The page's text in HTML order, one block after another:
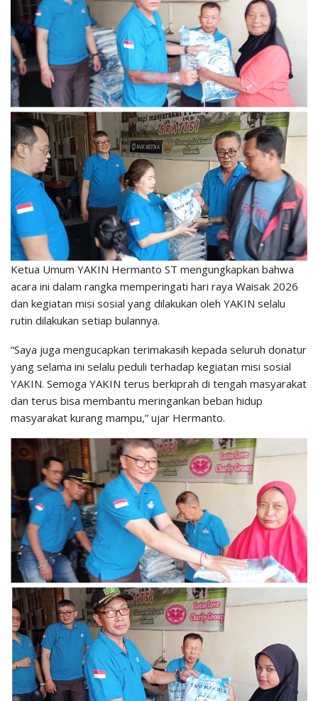
Ketua Umum YAKIN Hermanto ST mengungkapkan bahwa
acara ini dalam rangka memperingati hari raya Waisak 2026
dan kegiatan misi sosial yang dilakukan oleh YAKIN selalu
rutin dilakukan setiap bulannya.
“Saya juga mengucapkan terimakasih kepada seluruh donatur
yang selama ini selalu peduli terhadap kegiatan misi sosial
YAKIN. Semoga YAKIN terus berkiprah di tengah masyarakat
dan terus bisa membantu meringankan beban hidup
masyarakat kurang mampu,” ujar Hermanto.